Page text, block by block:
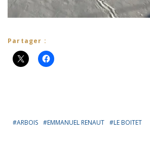
Partager :
ARBOIS EMMANUEL RENAUT LE BOITET